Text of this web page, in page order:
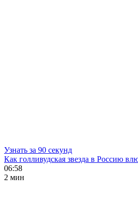
Узнать за 90 секунд
Как голливудская звезда в Россию
06:58
2 мин